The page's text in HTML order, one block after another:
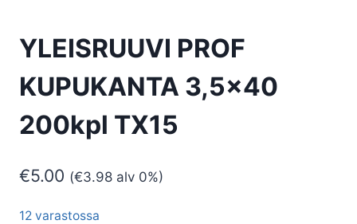
YLEISRUUVI PROF
KUPUKANTA 3,5×40
200kpl TX15
€5.00 (€3.98 alv 0%)
12 varastossa